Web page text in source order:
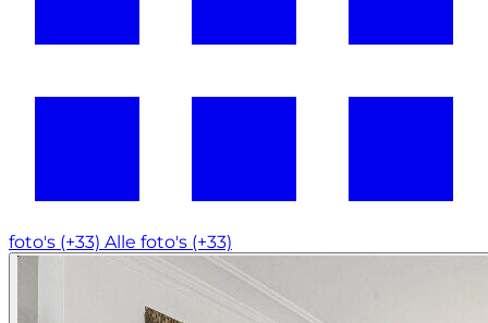
foto's (+33) Alle foto's (+33)